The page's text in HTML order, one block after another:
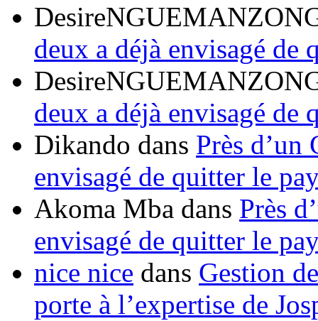
deux a déjà envisagé de
deux a déjà envisagé de
Dikando dans Près d’un
envisagé de quitter le
Akoma Mba dans Près
envisagé de quitter le
nice nice dans Gestion
porte à l’expertise de